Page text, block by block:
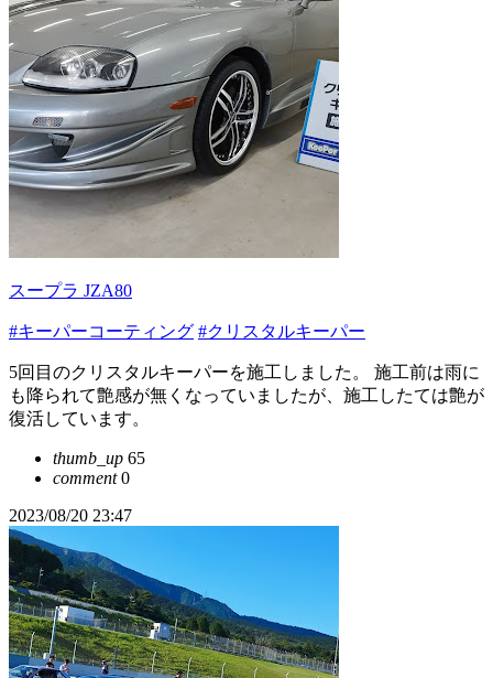
スープラ JZA80
#キーパーコーティング #クリスタルキーパー
5回目のクリスタルキーパーを施工しました。 施工前は雨に
も降られて艶感が無くなっていましたが、施工したては艶が
復活しています。
thumb_up 65
comment0
2023/08/20 23:47